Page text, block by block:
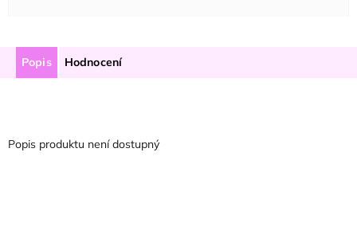
Popis Hodnocení
Popis produktu není dostupný